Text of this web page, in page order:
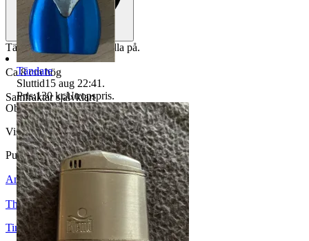
Tändare som man kan fylla på.
Ca 8 cm hög
Samfraktar självklart
Objektnr 740 394 688
Visningar 119
Publicerad 13 jul 21:19
Anmäl Sälj liknande
Thunborg
Timrå
Sverige
Tändare
Sluttid15 aug 22:41 .
Pris:130 kr,Utropspris.